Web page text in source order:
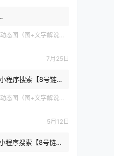
态图（图+文字解说版）
7月25日
程序搜索【8号链
里...
态图（图+文字解说版）
5月12日
程序搜索【8号链